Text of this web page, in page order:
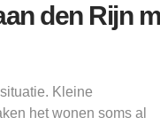
den Rijn
Kleine
het wonen soms al